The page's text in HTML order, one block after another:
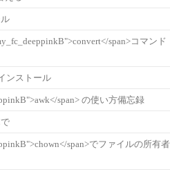
span>コマンド
ンストール
span> の使い方備忘録
span>でファイルの所有者